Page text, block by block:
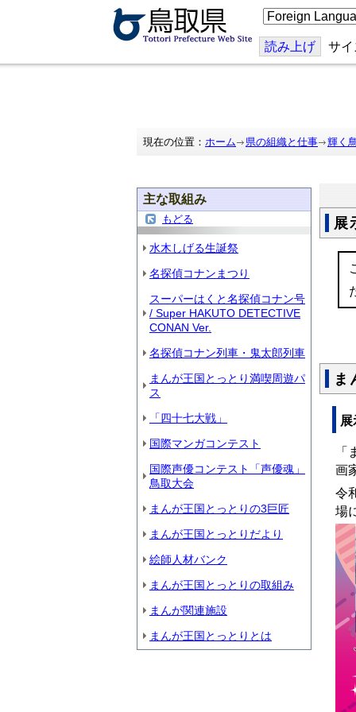
こ
の
ジ
を
読み上げ サ
現在の位置： ホーム 県の組織と仕事 輝く
主な取組み
もどる
水木しげる生誕祭
名探偵コナンまつり
スーパーはくと名探偵コナン号
/ Super HAKUTO DETECTIVE
CONAN Ver.
名探偵コナン列車・鬼太郎列車
まんが王国とっとり満喫周遊パ
ス
「四十七大戦」
国際マンガコンテスト
国際声優コンテスト「声優魂」
鳥取大会
まんが王国とっとりの3巨匠
まんが王国とっとりだより
絵師人材バンク
まんが王国とっとりの取組み
まんが関連施設
まんが王国とっとりとは
展
ま
画
令
場